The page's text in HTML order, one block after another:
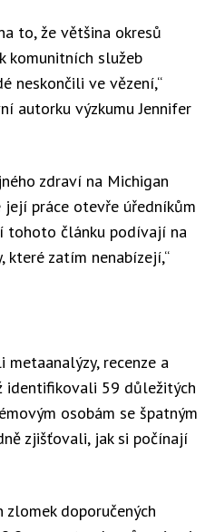
to, že většina okresů
komunitních služeb
neskončili ve vězení,“
autorku výzkumu Jennifer
zdraví na Michigan
práce otevře úředníkům
tohoto článku podívají na
které zatím nenabízejí,“
recenze a
identifikovali 59 důležitých
osobám se špatným
zjišťovali, jak si počínají
zlomek doporučených